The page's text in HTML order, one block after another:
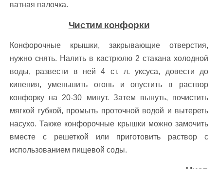
ватная палочка.
Чистим конфорки
Конфорочные крышки, закрывающие отверстия,
нужно снять. Налить в кастрюлю 2 стакана холодной
воды, развести в ней 4 ст. л. уксуса, довести до
кипения, уменьшить огонь и опустить в раствор
конфорку на 20-30 минут. Затем вынуть, почистить
мягкой губкой, промыть проточной водой и вытереть
насухо. Также конфорочные крышки можно замочить
вместе с решеткой или приготовить раствор с
использованием пищевой соды.